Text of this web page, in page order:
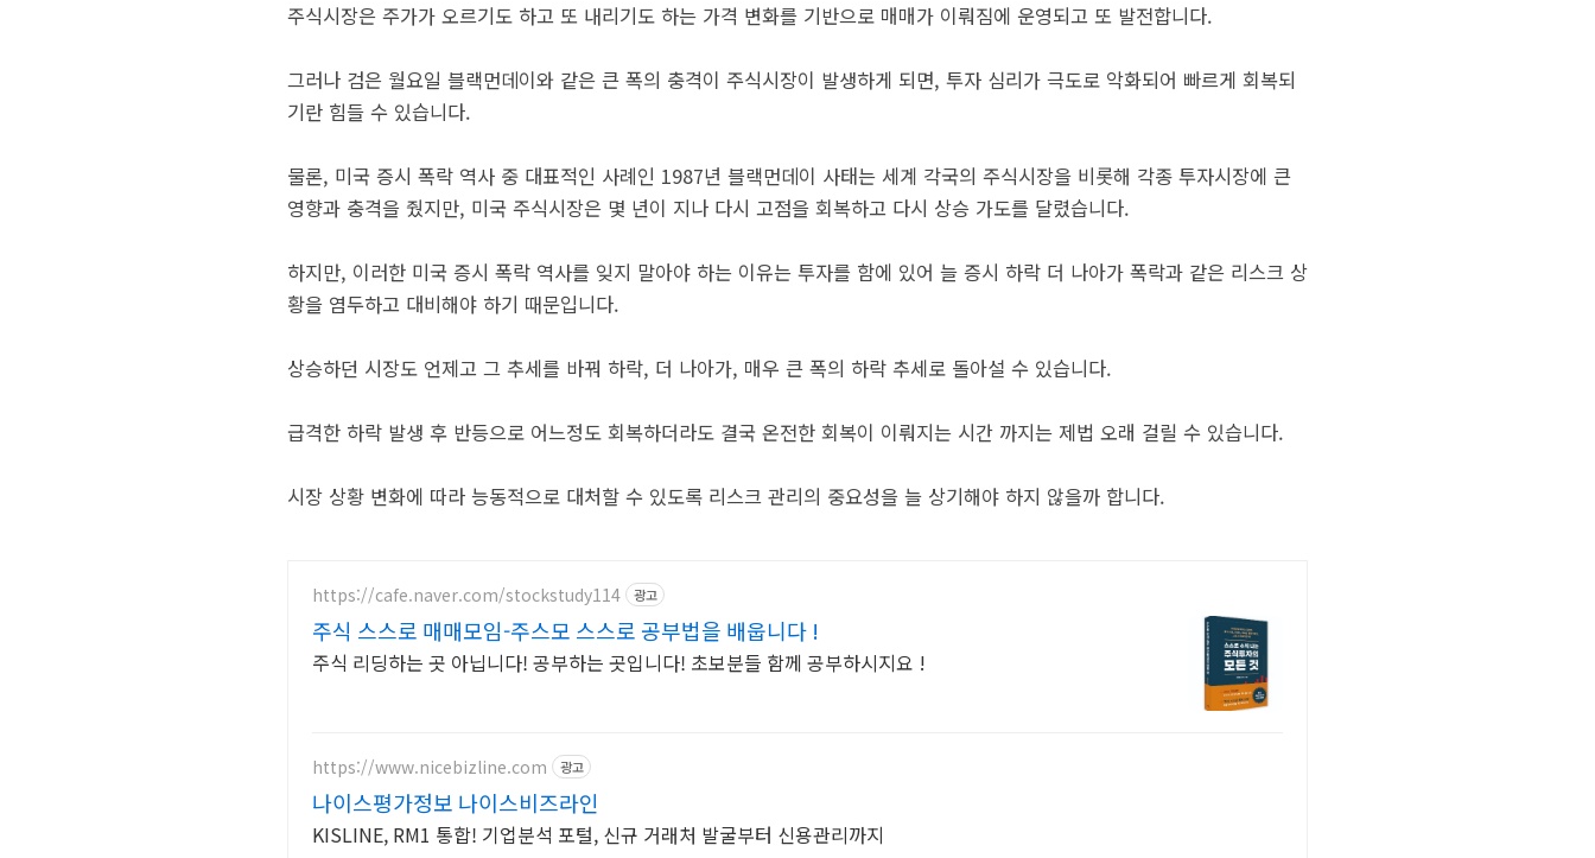
주식시장은 주가가 오르기도 하고 또 내리기도 하는 가격 변화를 기반으로 매매가 이뤄짐에 운영되고 또 발전합니다.
그러나 검은 월요일 블랙먼데이와 같은 큰 폭의 충격이 주식시장이 발생하게 되면, 투자 심리가 극도로 악화되어 빠르게 회복되
기란 힘들 수 있습니다.
물론, 미국 증시 폭락 역사 중 대표적인 사례인 1987년 블랙먼데이 사태는 세계 각국의 주식시장을 비롯해 각종 투자시장에 큰
영향과 충격을 줬지만, 미국 주식시장은 몇 년이 지나 다시 고점을 회복하고 다시 상승 가도를 달렸습니다.
하지만, 이러한 미국 증시 폭락 역사를 잊지 말아야 하는 이유는 투자를 함에 있어 늘 증시 하락 더 나아가 폭락과 같은 리스크 상
황을 염두하고 대비해야 하기 때문입니다.
상승하던 시장도 언제고 그 추세를 바꿔 하락, 더 나아가, 매우 큰 폭의 하락 추세로 돌아설 수 있습니다.
급격한 하락 발생 후 반등으로 어느정도 회복하더라도 결국 온전한 회복이 이뤄지는 시간 까지는 제법 오래 걸릴 수 있습니다.
시장 상황 변화에 따라 능동적으로 대처할 수 있도록 리스크 관리의 중요성을 늘 상기해야 하지 않을까 합니다.
https://cafe.naver.com/stockstudy114 광고
주식 스스로 매매모임-주스모 스스로 공부법을 배웁니다 !
주식 리딩하는 곳 아닙니다! 공부하는 곳입니다! 초보분들 함께 공부하시지요 !
https://www.nicebizline.com 광고
나이스평가정보 나이스비즈라인
KISLINE, RM1 통합! 기업분석 포털, 신규 거래처 발굴부터 신용관리까지